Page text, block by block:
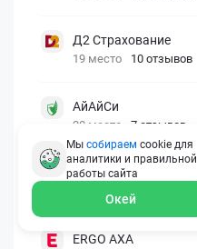
Д2 Страхование
19 место 10 отзывов
АйАйСи
20 место 7 отзывов
OxySport
6 отзывов
ERGO AXA
Мы собираем cookie для
аналитики и правильной
работы сайта
Окей